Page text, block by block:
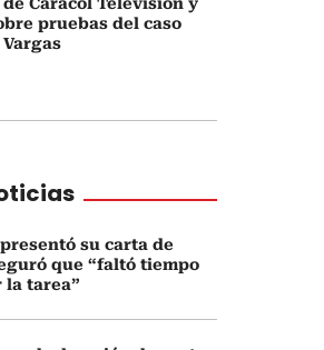
pruebas del caso
su carta de
que “faltó tiempo
la tarea”